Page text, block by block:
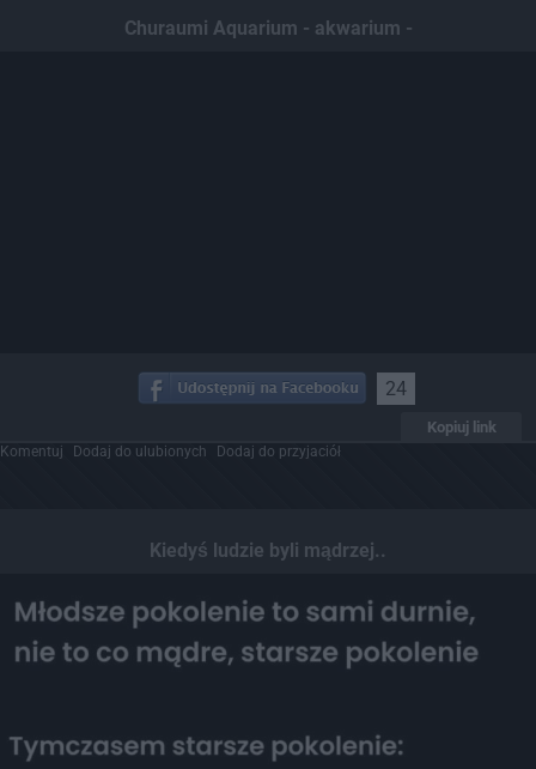
Churaumi Aquarium - akwarium -
24
Kopiuj link
Komentuj Dodaj do ulubionych Dodaj do przyjaciół
Kiedyś ludzie byli mądrzej..